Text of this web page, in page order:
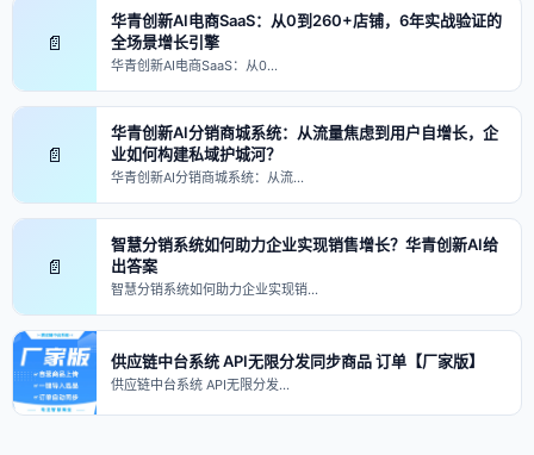
📄
华青创新AI电商SaaS：从0到260+店铺，6年实战验证的
全场景增长引擎
华青创新AI电商SaaS：从0…
📄
华青创新AI分销商城系统：从流量焦虑到用户自增长，企
业如何构建私域护城河？
华青创新AI分销商城系统：从流…
📄
智慧分销系统如何助力企业实现销售增长？华青创新AI给
出答案
智慧分销系统如何助力企业实现销…
供应链中台系统 API无限分发同步商品 订单【厂家版】
供应链中台系统 API无限分发…